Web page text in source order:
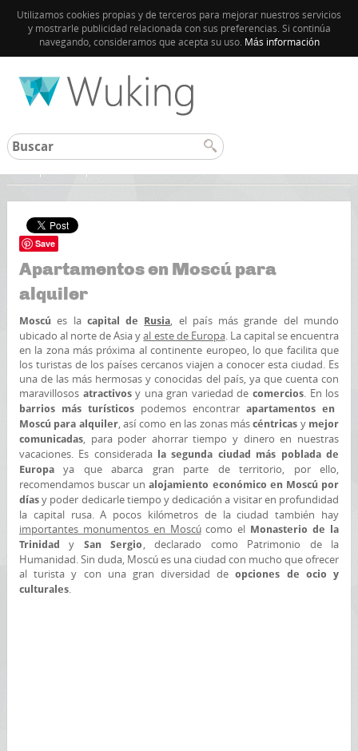
Utilizamos cookies propias y de terceros para mejorar nuestros servicios
y mostrarle publicidad relacionada con sus preferencias. Si continúa
navegando, consideramos que acepta su uso. Más información
Save
Apartamentos en Moscú para
alquiler
Moscúes la capital de Rusia, el país más grande del mundo
ubicado al norte de Asia yal este de Europa. La capital se encuentra
en la zona más próxima al continente europeo, lo que facilita que
los turistas de los países cercanos viajen a conocer esta ciudad. Es
una de las más hermosas y conocidas del país, ya que cuenta con
maravillosos atractivosy una gran variedad de comercios. En los
barrios más turísticospodemos encontrarapartamentos en
Moscú para alquiler, así como en las zonas máscéntricas y mejor
comunicadas, para poder ahorrar tiempo y dinero en nuestras
vacaciones. Es considerada
la segunda ciudad más poblada de
Europaya que abarca gran parte de territorio, por ello,
recomendamos buscar unalojamiento económico en Moscú por
díasy poder dedicarle tiempo y dedicación a visitar en profundidad
la capital rusa. A pocos kilómetros de la ciudad también hay
importantes monumentos en Moscúcomo el Monasterio de la
Trinidad
y San Sergio , declarado como Patrimonio de la
Humanidad. Sin duda, Moscú es una ciudad con mucho que ofrecer
al turista y con una gran diversidad deopciones de ocio y
culturales.